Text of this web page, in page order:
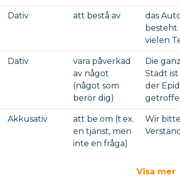
Dativ att bestå av
das
besteht
vielen
Dativ
vara påverkad
av något
(något som
berör dig)
Die
Stadt ist
der
Akkusativ
att be om (t.ex.
en tjänst, men
inte en fråga)
Wir
Visa mer